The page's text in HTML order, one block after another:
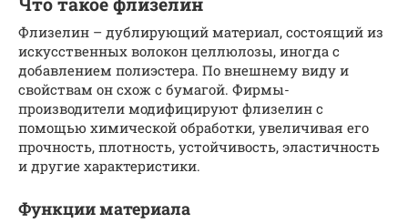
Флизелин – дублирующий материал, состоящий из
искусственных волокон целлюлозы, иногда с
добавлением полиэстера. По внешнему виду и
свойствам он схож с бумагой. Фирмы-
производители модифицируют флизелин с
помощью химической обработки, увеличивая его
прочность, плотность, устойчивость, эластичность
и другие характеристики.
Функции материала